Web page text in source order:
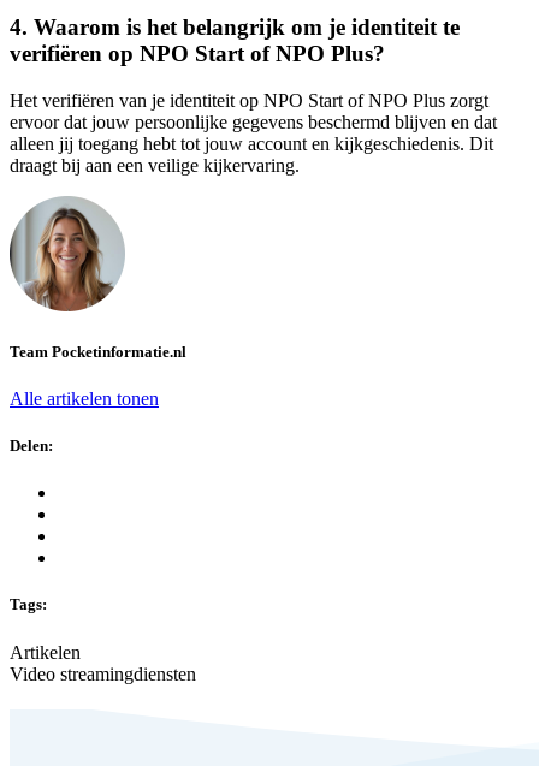
4. Waarom is het belangrijk om je identiteit te
verifiëren op NPO Start of NPO Plus?
Het verifiëren van je identiteit op NPO Start of NPO Plus zorgt
ervoor dat jouw persoonlijke gegevens beschermd blijven en dat
alleen jij toegang hebt tot jouw account en kijkgeschiedenis. Dit
draagt bij aan een veilige kijkervaring.
Team Pocketinformatie.nl
Alle artikelen tonen
Delen:
Tags:
Artikelen
Video streamingdiensten